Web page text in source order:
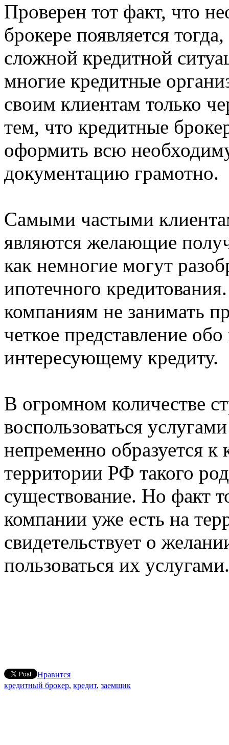
Проверен тот факт, что
брокере появляется
сложной кредитной
многие кредитные
своим клиентам только
тем, что кредитные
оформить всю
документацию грамотно.
Самыми частыми
являются желающие
как немногие могут
ипотечного
компаниям не занимать
четкое представление
интересующему кредиту.
В огромном количестве
воспользоваться
непременно образуется
территории РФ такого
существование. Но факт
компании уже есть на
свидетельствует о
пользоваться их услугами.
Нравится
кредитный брокер, кредит, заемщик